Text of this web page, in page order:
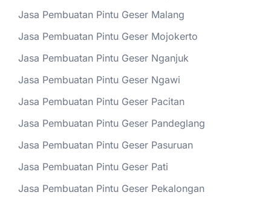
Jasa Pembuatan Pintu Geser Malang
Jasa Pembuatan Pintu Geser Mojokerto
Jasa Pembuatan Pintu Geser Nganjuk
Jasa Pembuatan Pintu Geser Ngawi
Jasa Pembuatan Pintu Geser Pacitan
Jasa Pembuatan Pintu Geser Pandeglang
Jasa Pembuatan Pintu Geser Pasuruan
Jasa Pembuatan Pintu Geser Pati
Jasa Pembuatan Pintu Geser Pekalongan